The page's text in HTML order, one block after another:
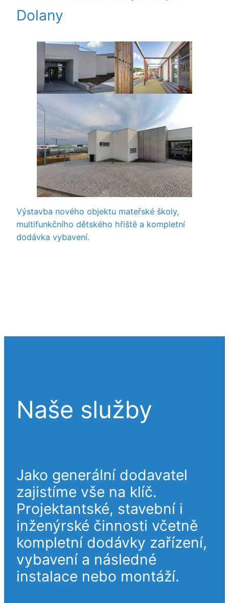
Dolany
Výstavba nového objektu mateřské školy,
multifunkčního dětského hřiště a kompletní
dodávka vybavení.
Naše služby
Jako generální dodavatel
zajistíme vše na klíč.
Projektantské, stavební i
inženýrské činnosti včetně
kompletní dodávky zařízení,
vybavení a následné
instalace nebo montáží.